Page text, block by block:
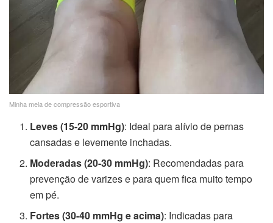
Minha meia de compressão esportiva
Leves (15-20 mmHg): Ideal para alívio de pernas
cansadas e levemente inchadas.
Moderadas (20-30 mmHg): Recomendadas para
prevenção de varizes e para quem fica muito tempo
em pé.
Fortes (30-40 mmHg e acima): Indicadas para